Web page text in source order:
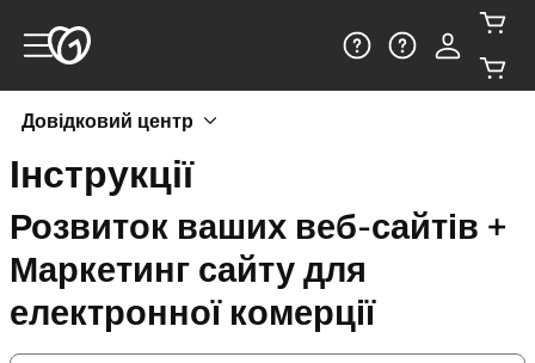
Довідковий центр
Інструкції
Розвиток ваших веб-сайтів +
Маркетинг сайту для
електронної комерції